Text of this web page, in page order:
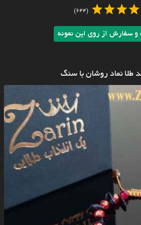
(644)
و سفارش از روی این نمونه
طلا نماد روشان با سنگ